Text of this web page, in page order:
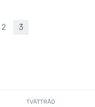
2 3
TVÄTTRÅD